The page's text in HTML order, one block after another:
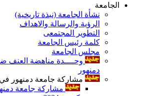
الجامعة
نشأة الجامعة (نبذة تاريخية)
الرؤية والرسالة والاهداف
التطوير المجتمعى
كلمة رئيس الجامعة
مجلس الجامعة
وحــــدة مناهضة العنف
دمنهور
مشاركة جامعة دمنهور في
مشاركة جامعة